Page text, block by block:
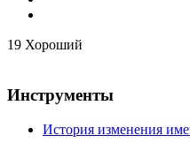
19 Хороший
Инструменты
История изменения